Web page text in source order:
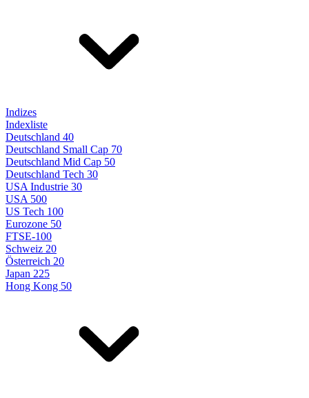
Indizes
Indexliste
Deutschland 40
Deutschland Small Cap 70
Deutschland Mid Cap 50
Deutschland Tech 30
USA Industrie 30
USA 500
US Tech 100
Eurozone 50
FTSE-100
Schweiz 20
Österreich 20
Japan 225
Hong Kong 50